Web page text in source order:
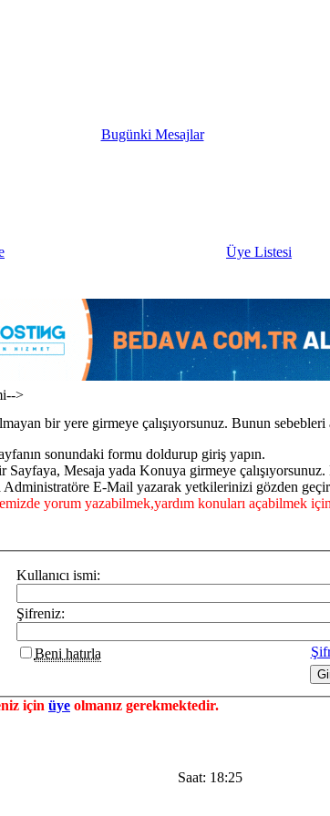
Bugünki Mesajlar
Üye Listesi
>
bir yere girmeye çalışıyorsunuz. Bunun sebebleri
sonundaki formu doldurup giriş yapın.
Sayfaya, Mesaja yada Konuya girmeye
Administratöre E-Mail yazarak yetkilerinizi gözden
yorum yazabilmek,yardım konuları açabilmek için
Kullanıcı ismi:
Şifreniz:
Beni hatırla
için üye olmanız gerekmektedir.
Saat: 18:25